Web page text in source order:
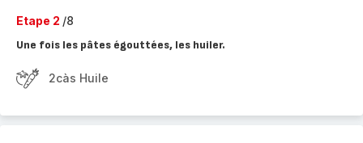
Etape 2 /8
Une fois les pâtes égouttées, les huiler.
2càs Huile